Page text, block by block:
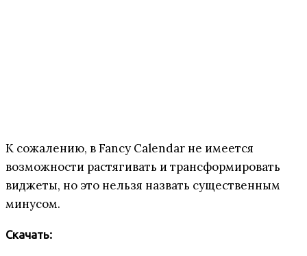
К сожалению, в Fancy Calendar не имеется
возможности растягивать и трансформировать
виджеты, но это нельзя назвать существенным
минусом.
Скачать: